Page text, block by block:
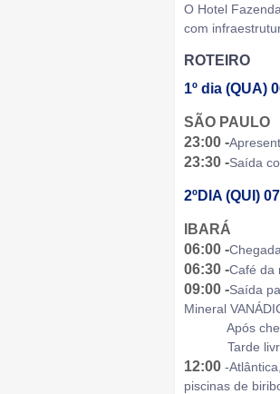
O Hotel Fazenda
com
ROTEIRO
1º dia (QUA)
SÃO PAULO
23:00 -
23:30 -Saída
2ºDIA (QUI)
IBARÁ
06:00 -
06:30 -Café da
09:00 -Saída
Mineral
Após
Tarde livre
12:00 -
piscinas de